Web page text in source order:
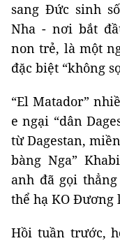
sang Đức sinh
Nha - nơi bắt
non trẻ, là một
đặc biệt “không
“El Matador”
e ngại “dân
từ Dagestan,
bàng Nga”
anh đã gọi
thể hạ KO Đương
Hồi tuần trước,